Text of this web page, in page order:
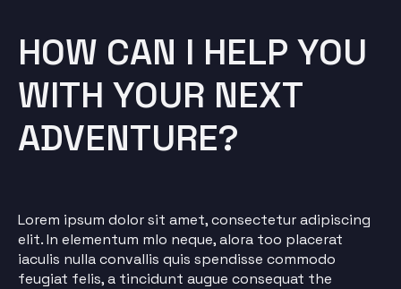
HOW CAN I HELP YOU
WITH YOUR NEXT
ADVENTURE?
Lorem ipsum dolor sit amet, consectetur adipiscing
elit. In elementum mlo neque, alora too placerat
iaculis nulla convallis quis spendisse commodo
feugiat felis, a tincidunt augue consequat the